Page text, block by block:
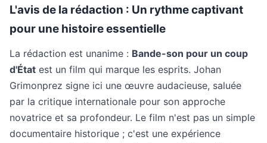
L'avis de la rédaction : Un rythme captivant
pour une histoire essentielle
La rédaction est unanime : Bande-son pour un coup
d'État est un film qui marque les esprits. Johan
Grimonprez signe ici une œuvre audacieuse, saluée
par la critique internationale pour son approche
novatrice et sa profondeur. Le film n'est pas un simple
documentaire historique ; c'est une expérience